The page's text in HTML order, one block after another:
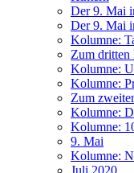
Der 9. Mai
Der 9. Mai
Kolumne:
Zum
Kolumne:
Kolumne:
Zum
Kolumne:
Kolumne:
9. Mai
Kolumne:
Juli 2020